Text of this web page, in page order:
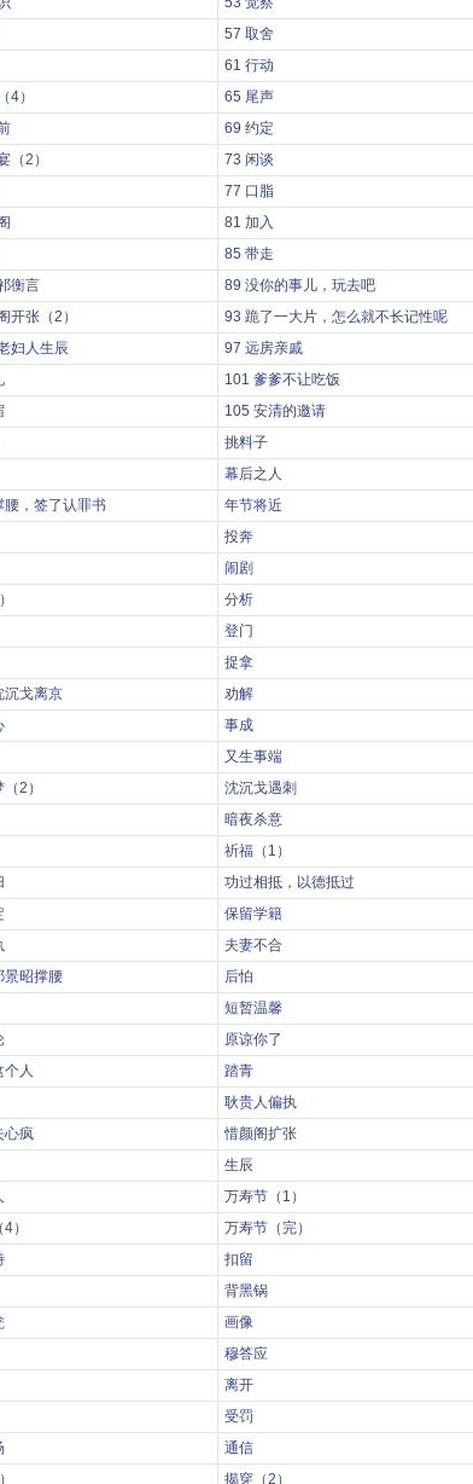
57 取舍
61 行动
4） 65 尾声
69 约定
（2） 73 闲谈
77 口脂
81 加入
85 带走
衡言 89 没你的事儿，玩去吧
开张（2） 93 跪了一大片，怎么就不长记性呢
妇人生辰 97 远房亲戚
101 爹爹不让吃饭
105 安清的邀请
挑料子
幕后之人
腰，签了认罪书 年节将近
投奔
闹剧
分析
登门
捉拿
沉戈离京 劝解
事成
又生事端
2） 沈沉戈遇刺
暗夜杀意
祈福（1）
功过相抵，以德抵过
保留学籍
夫妻不合
景昭撑腰 后怕
短暂温馨
原谅你了
个人 踏青
耿贵人偏执
心疯 惜颜阁扩张
生辰
万寿节（1）
） 万寿节（完）
扣留
背黑锅
画像
穆答应
离开
受罚
通信
揭穿（2）